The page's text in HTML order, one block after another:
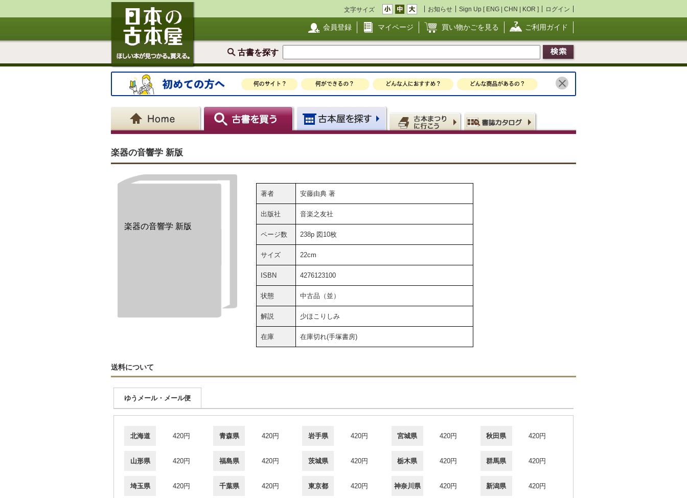
文字サイズ お知らせ Sign Up [ ENG | CHN | KOR ] ログイン
会員登録 マイページ 買い物かごを見る ご利用ガイド
古書を探す
楽器の音響学 新版
楽器の音響学 新版
著者 安藤由典 著
出版社 音楽之友社
ページ数 238p 図10枚
サイズ 22cm
ISBN 4276123100
状態 中古品（並）
解説 少ほこりしみ
在庫 在庫切れ(手塚書房)
送料について
ゆうメール・メール便
北海道 420円 青森県 420円 岩手県 420円 宮城県 420円 秋田県 420円
山形県 420円 福島県 420円 茨城県 420円 栃木県 420円 群馬県 420円
埼玉県 420円 千葉県 420円 東京都 420円 神奈川県 420円 新潟県 420円